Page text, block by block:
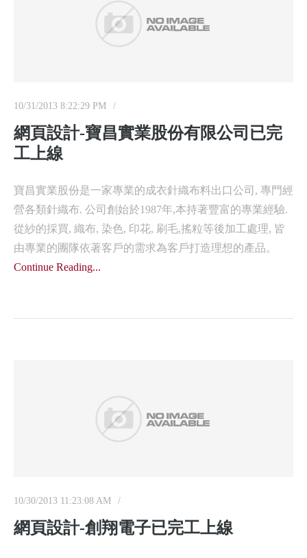
10/31/2013 8:22:29 PM
網頁設計-寶昌實業股份有限公司已完
工上線
寶昌實業股份是一家專業的成衣針織布料出口公司, 專門經
營各類針織布. 公司創始於1987年,本持著豐富的專業經驗.
從紗的採買, 織布, 染色, 印花, 刷毛,搖粒等後加工處理, 皆
由專業的團隊依著客戶的需求為客戶打造理想的產品。
Continue Reading...
10/30/2013 11:23:08 AM
網頁設計-創翔電子已完工上線